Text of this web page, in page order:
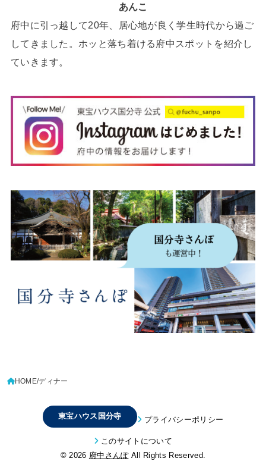
あんこ
府中に引っ越して20年、居心地が良く学生時代から過ご
してきました。ホッと落ち着ける府中スポットを紹介し
ていきます。
HOME ディナー
東宝ハウス国分寺 プライバシーポリシー
このサイトについて
© 2026 府中さんぽAll Rights Reserved.